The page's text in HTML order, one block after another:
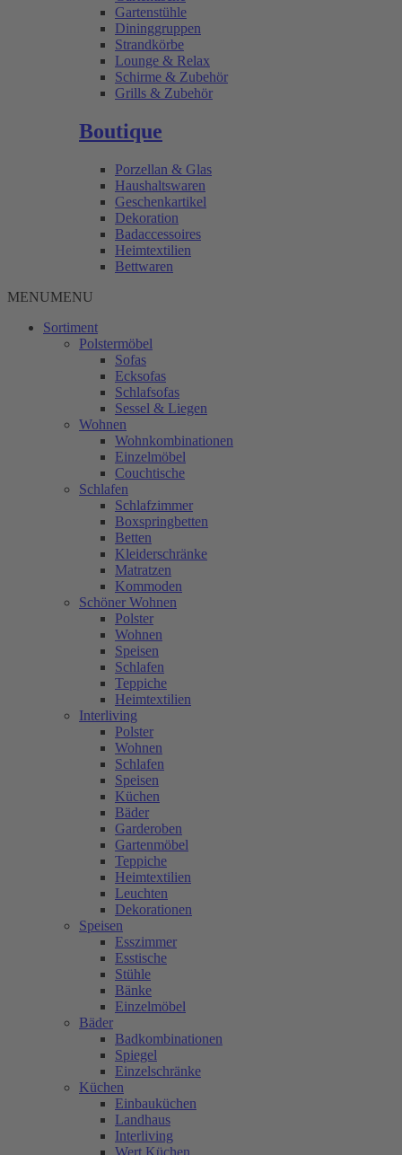
Gartenstühle
Dininggruppen
Strandkörbe
Lounge & Relax
Schirme & Zubehör
Grills & Zubehör
Boutique
Porzellan & Glas
Haushaltswaren
Geschenkartikel
Dekoration
Badaccessoires
Heimtextilien
Bettwaren
MENUMENU
Sortiment
Polstermöbel
Sofas
Ecksofas
Schlafsofas
Sessel & Liegen
Wohnen
Wohnkombinationen
Einzelmöbel
Couchtische
Schlafen
Schlafzimmer
Boxspringbetten
Betten
Kleiderschränke
Matratzen
Kommoden
Schöner Wohnen
Polster
Wohnen
Speisen
Schlafen
Teppiche
Heimtextilien
Interliving
Polster
Wohnen
Schlafen
Speisen
Küchen
Bäder
Garderoben
Gartenmöbel
Teppiche
Heimtextilien
Leuchten
Dekorationen
Speisen
Esszimmer
Esstische
Stühle
Bänke
Einzelmöbel
Bäder
Badkombinationen
Spiegel
Einzelschränke
Küchen
Einbauküchen
Landhaus
Interliving
Wert Küchen